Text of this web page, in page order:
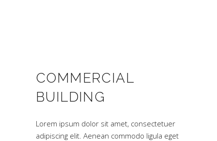
COMMERCIAL
BUILDING
Lorem ipsum dolor sit amet, consectetuer
adipiscing elit. Aenean commodo ligula eget